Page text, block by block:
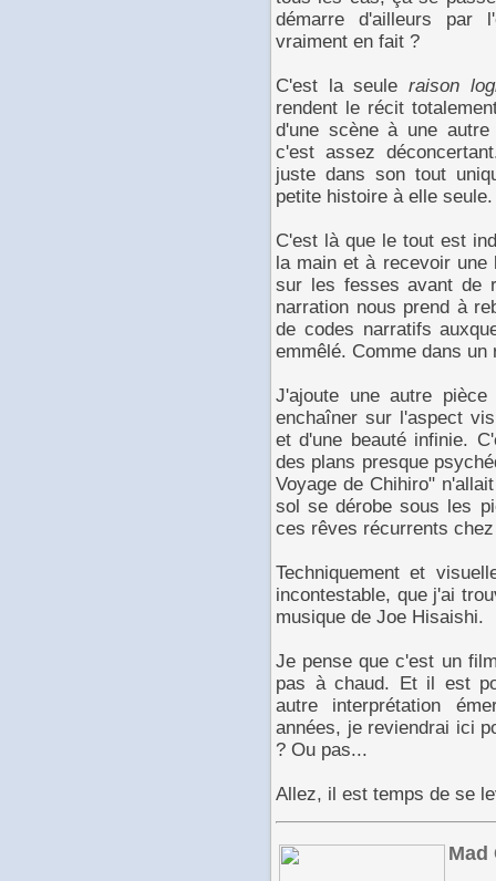
démarre d'ailleurs par
vraiment en fait ?
C'est la seule raison
rendent le récit
d'une scène à une
c'est assez
juste dans son tout
petite histoire à elle seule.
C'est là que le tout est
la main et à recevoir
sur les fesses avant de
narration nous prend à
de codes narratifs
emmêlé. Comme dans un
J'ajoute une autre
enchaîner sur l'aspect
et d'une beauté infinie.
des plans presque
Voyage de Chihiro"
sol se dérobe sous les
ces rêves récurrents
Techniquement et
incontestable, que j'ai
musique de Joe Hisaishi.
Je pense que c'est un
pas à chaud. Et il est
autre interprétation
années, je reviendrai ici
? Ou pas...
Allez, il est temps de se
Mad